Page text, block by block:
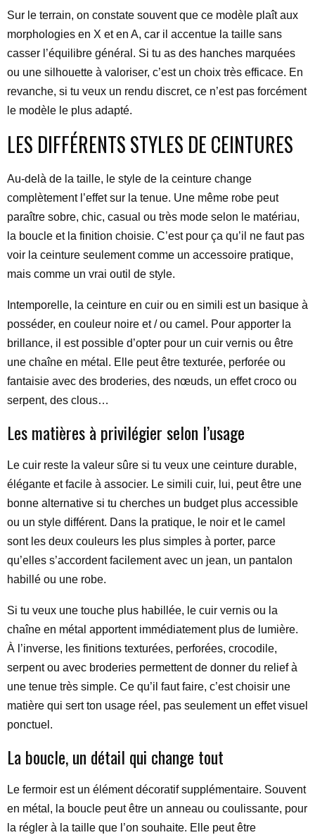
Sur le terrain, on constate souvent que ce modèle plaît aux
morphologies en X et en A, car il accentue la taille sans
casser l’équilibre général. Si tu as des hanches marquées
ou une silhouette à valoriser, c’est un choix très efficace. En
revanche, si tu veux un rendu discret, ce n’est pas forcément
le modèle le plus adapté.
LES DIFFÉRENTS STYLES DE CEINTURES
Au-delà de la taille, le style de la ceinture change
complètement l’effet sur la tenue. Une même robe peut
paraître sobre, chic, casual ou très mode selon le matériau,
la boucle et la finition choisie. C’est pour ça qu’il ne faut pas
voir la ceinture seulement comme un accessoire pratique,
mais comme un vrai outil de style.
Intemporelle, la ceinture en cuir ou en simili est un basique à
posséder, en couleur noire et / ou camel. Pour apporter la
brillance, il est possible d’opter pour un cuir vernis ou être
une chaîne en métal. Elle peut être texturée, perforée ou
fantaisie avec des broderies, des nœuds, un effet croco ou
serpent, des clous…
Les matières à privilégier selon l’usage
Le cuir reste la valeur sûre si tu veux une ceinture durable,
élégante et facile à associer. Le simili cuir, lui, peut être une
bonne alternative si tu cherches un budget plus accessible
ou un style différent. Dans la pratique, le noir et le camel
sont les deux couleurs les plus simples à porter, parce
qu’elles s’accordent facilement avec un jean, un pantalon
habillé ou une robe.
Si tu veux une touche plus habillée, le cuir vernis ou la
chaîne en métal apportent immédiatement plus de lumière.
À l’inverse, les finitions texturées, perforées, crocodile,
serpent ou avec broderies permettent de donner du relief à
une tenue très simple. Ce qu’il faut faire, c’est choisir une
matière qui sert ton usage réel, pas seulement un effet visuel
ponctuel.
La boucle, un détail qui change tout
Le fermoir est un élément décoratif supplémentaire. Souvent
en métal, la boucle peut être un anneau ou coulissante, pour
la régler à la taille que l’on souhaite. Elle peut être